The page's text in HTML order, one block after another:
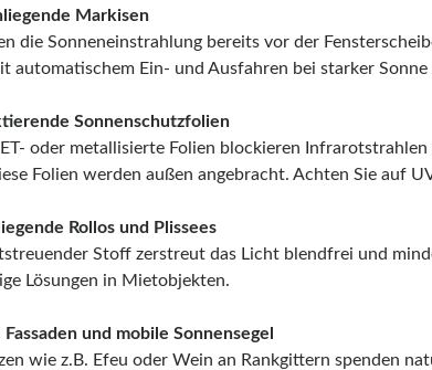
Markisen
die Sonneneinstrahlung bereits vor der
automatischem Ein- und Ausfahren bei starker
Sonnenschutzfolien
oder metallisierte Folien blockieren Infrarotstrahlen
Folien werden außen angebracht. Achten Sie auf
Rollos und Plissees
Stoff zerstreut das Licht blendfrei und
Lösungen in Mietobjekten.
und mobile Sonnensegel
wie z.B. Efeu oder Wein an Rankgittern spenden